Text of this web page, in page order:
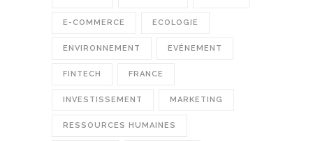
E-COMMERCE ECOLOGIE
ENVIRONNEMENT EVÉNEMENT
FINTECH FRANCE
INVESTISSEMENT MARKETING
RESSOURCES HUMAINES